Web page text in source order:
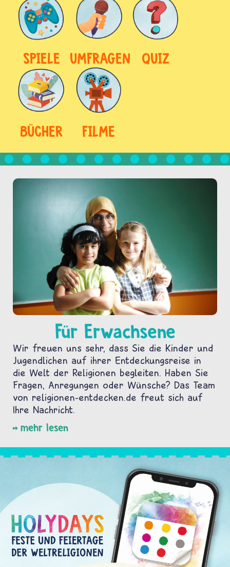
SPIELE UMFRAGEN QUIZ
BÜCHER FILME
Für Erwachsene
Wir freuen uns sehr, dass Sie die Kinder und
Jugendlichen auf ihrer Entdeckungsreise in
die Welt der Religionen begleiten. Haben Sie
Fragen, Anregungen oder Wünsche? Das Team
von religionen-entdecken.de freut sich auf
Ihre Nachricht.
mehr lesen